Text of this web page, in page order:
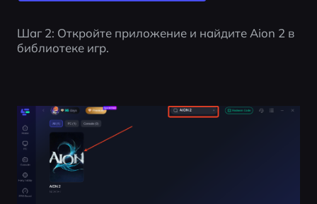
Шаг 2: Откройте приложение и найдите Aion 2 в
библиотеке игр.